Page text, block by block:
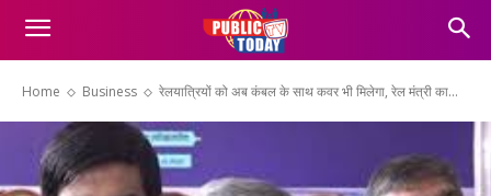
Home Business रेलयात्रियों को अब कंबल के साथ कवर भी मिलेगा, रेल मंत्री का...